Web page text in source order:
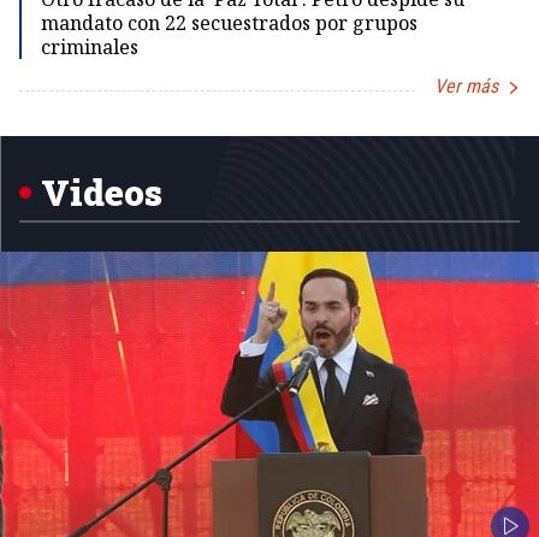
mandato con 22 secuestrados por grupos
criminales
Ver más
Videos